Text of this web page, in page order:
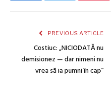
PREVIOUS ARTICLE
Costiuc: „NICIODATĂ nu
demisionez — dar nimeni nu
vrea să ia pumni în cap”